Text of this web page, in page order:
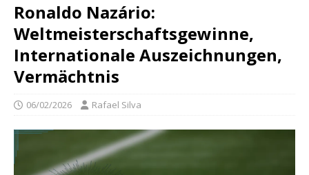
Ronaldo Nazário:
Weltmeisterschaftsgewinne,
Internationale Auszeichnungen,
Vermächtnis
06/02/2026 Rafael Silva